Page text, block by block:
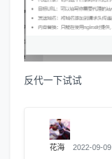
反代一下试试
花海 2022-09-09